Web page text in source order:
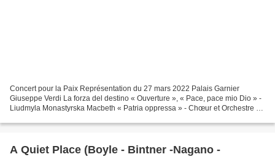
Concert pour la Paix Représentation du 27 mars 2022 Palais Garnier
Giuseppe Verdi La forza del destino « Ouverture », « Pace, pace mio Dio » -
Liudmyla Monastyrska Macbeth « Patria oppressa » - Chœur et Orchestre de
A Quiet Place (Boyle - Bintner -Nagano -